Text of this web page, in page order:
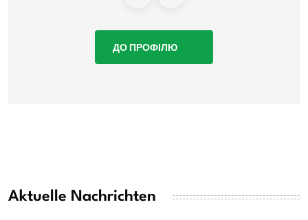
ДО ПРОФІЛЮ
Aktuelle Nachrichten